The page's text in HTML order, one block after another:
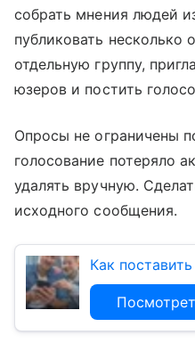
собрать мнения людей
публиковать несколько
отдельную группу,
юзеров и постить
Опросы не ограничены
голосование потеряло
удалять вручную.
исходного сообщения.
Как